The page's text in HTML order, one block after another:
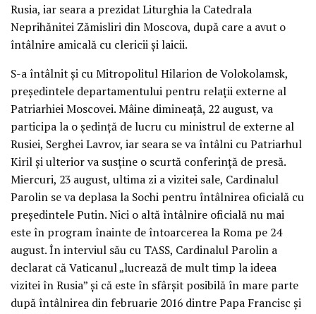
Rusia, iar seara a prezidat Liturghia la Catedrala
Neprihănitei Zămisliri din Moscova, după care a avut o
întâlnire amicală cu clericii și laicii.
S-a întâlnit și cu Mitropolitul Hilarion de Volokolamsk,
președintele departamentului pentru relații externe al
Patriarhiei Moscovei. Mâine dimineață, 22 august, va
participa la o ședință de lucru cu ministrul de externe al
Rusiei, Serghei Lavrov, iar seara se va întâlni cu Patriarhul
Kiril și ulterior va susține o scurtă conferință de presă.
Miercuri, 23 august, ultima zi a vizitei sale, Cardinalul
Parolin se va deplasa la Sochi pentru întâlnirea oficială cu
președintele Putin. Nici o altă întâlnire oficială nu mai
este în program înainte de întoarcerea la Roma pe 24
august. În interviul său cu TASS, Cardinalul Parolin a
declarat că Vaticanul „lucrează de mult timp la ideea
vizitei în Rusia” și că este în sfârșit posibilă în mare parte
după întâlnirea din februarie 2016 dintre Papa Francisc și